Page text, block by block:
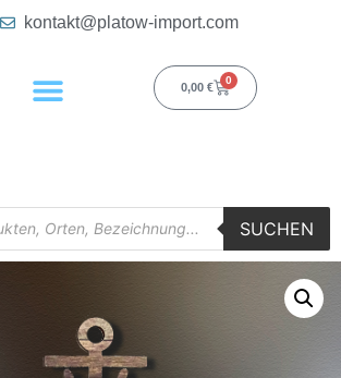
kontakt@platow-import.com
0,00 €
0
SUCHEN